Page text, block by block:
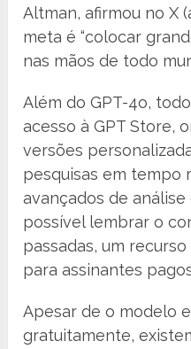
Altman, afirmou no X
meta é “colocar
nas mãos de todo
Além do GPT-4o,
acesso à GPT Store,
versões
pesquisas em tempo
avançados de análise
possível lembrar o
passadas, um
para assinantes
Apesar de o modelo
gratuitamente,